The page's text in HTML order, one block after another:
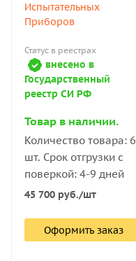
Испытательных
Приборов
Статус в реестрах
внесено в
Государственный
реестр СИ РФ
Товар в наличии.
Количество товара: 6
шт. Срок отгрузки с
поверкой: 4-9 дней
45 700 руб./шт
Оформить заказ